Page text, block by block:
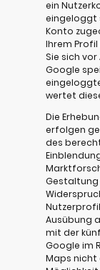
ein
eingeloggt
Konto
Ihrem
Sie sich
Google
wertet
Die
erfolgen
des
Gestaltung
Ausübung
mit der
Google im
Maps nicht